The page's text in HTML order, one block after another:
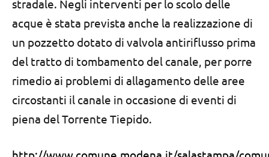
stradale. Negli interventi per lo scolo delle
acque è stata prevista anche la realizzazione di
un pozzetto dotato di valvola antiriflusso prima
del tratto di tombamento del canale, per porre
rimedio ai problemi di allagamento delle aree
circostanti il canale in occasione di eventi di
piena del Torrente Tiepido.